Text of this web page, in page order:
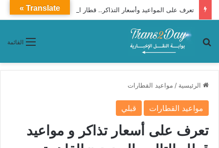
تعرف على المواعيد وأسعار التذاكر.. قطار النوم 1089 يتحرك يومان إسبوعيًا من أسوان للإسكندرية
القائمة بحث عن
الرئيسية / مواعيد القطارات
مواعيد القطارات قبلي
تعرف على أسعار تذاكر و مواعيد
Translate »